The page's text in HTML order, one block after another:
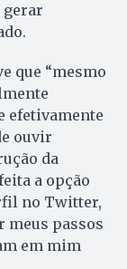
gerar
que “mesmo
efetivamente
ouvir
da
a opção
no Twitter,
meus passos
em mim